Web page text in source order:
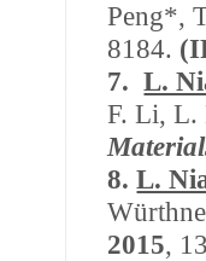
Peng*,
8184.
7. L.
F. Li, L.
8.L.
2015,